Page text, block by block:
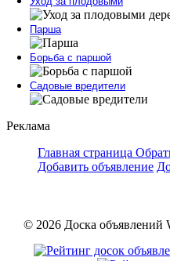
Парша
Борьба с паршой
Садовые вредители
Реклама
Главная страница
Добавить объявление
© 2026 Доска объявлений